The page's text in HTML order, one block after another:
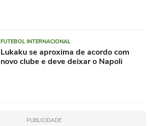
FUTEBOL INTERNACIONAL
Lukaku se aproxima de acordo com
novo clube e deve deixar o Napoli
PUBLICIDADE